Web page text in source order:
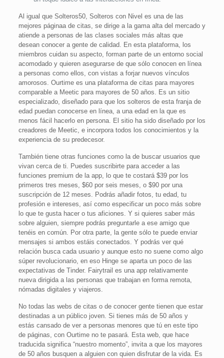
Al igual que Solteros50, Solteros con Nivel es una de las
mejores páginaa de citas, se dirige a la gama alta del mercado y
atiende a personas de las clases sociales más altas que
desean conocer a gente de calidad. En esta plataforma, los
miembros cuidan su aspecto, forman parte de un entorno social
acomodado y quieren asegurarse de que sólo conocen en línea
a personas como ellos, con vistas a forjar nuevos vínculos
amorosos. Ourtime es una plataforma de citas para mayores
comparable a Meetic para mayores de 50 años. Es un sitio
especializado, diseñado para que los solteros de esta franja de
edad puedan conocerse en línea, a una edad en la que es
menos fácil hacerlo en persona. El sitio ha sido diseñado por los
creadores de Meetic, e incorpora todos los conocimientos y la
experiencia de su predecesor.
También tiene otras funciones como la de buscar usuarios que
vivan cerca de ti. Puedes suscribirte para acceder a las
funciones premium de la app, lo que te costará $39 por los
primeros tres meses, $60 por seis meses, o $90 por una
suscripción de 12 meses. Podrás añadir fotos, tu edad, tu
profesión e intereses, así como especificar un poco más sobre
lo que te gusta hacer o tus aficiones. Y si quieres saber más
sobre alguien, siempre podrás preguntarle a ese amigo que
tenéis en común. Por otra parte, la gente sólo te puede enviar
mensajes si ambos estáis conectados. Y podrás ver qué
relación busca cada usuario y aunque esto no suene como algo
súper revolucionario, en eso Hinge se aparta un poco de las
expectativas de Tinder. Fairytrail es una app relativamente
nueva dirigida a las personas que trabajan en forma remota,
nómadas digitales y viajeros.
No todas las webs de citas o de conocer gente tienen que estar
destinadas a un público joven. Si tienes más de 50 años y
estás cansado de ver a personas menores que tú en este tipo
de páginas, con Ourtime no te pasará. Esta web, que hace
traducida significa “nuestro momento”, invita a que los mayores
de 50 años busquen a alguien con quien disfrutar de la vida. Es